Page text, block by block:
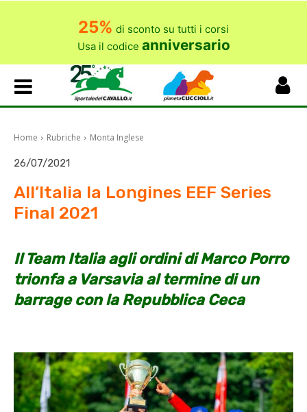
25% di sconto su tutti i corsi
Usa il codice anniversario
Home Rubriche Monta Inglese
26/07/2021
All’Italia la Longines EEF Series
Final 2021
Il Team Italia agli ordini di Marco Porro
trionfa a Varsavia al termine di un
barrage con la Repubblica Ceca